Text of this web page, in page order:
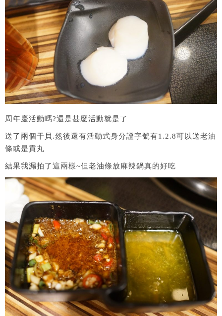
周年慶活動嗎?還是甚麼活動就是了
送了兩個干貝.然後還有活動式身分證字號有1.2.8可以送老油
條或是貢丸
結果我漏拍了這兩樣~但老油條放麻辣鍋真的好吃